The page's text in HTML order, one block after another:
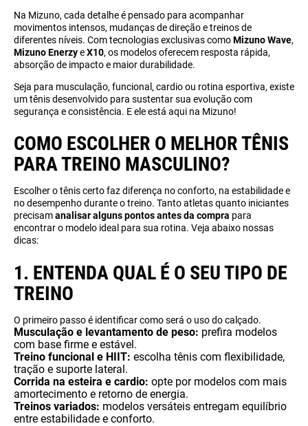
Na Mizuno, cada detalhe é pensado para acompanhar
movimentos intensos, mudanças de direção e treinos de
diferentes níveis. Com tecnologias exclusivas comoMizuno Wave,
Mizuno EnerzyeX10, os modelos oferecem resposta rápida,
absorção de impacto e maior durabilidade.
Seja para musculação, funcional, cardio ou rotina esportiva, existe
um tênis desenvolvido para sustentar sua evolução com
segurança e consistência. E ele está aqui na Mizuno!
COMO ESCOLHER O MELHOR TÊNIS
PARA TREINO MASCULINO?
Escolher o tênis certo faz diferença no conforto, na estabilidade e
no desempenho durante o treino. Tanto atletas quanto iniciantes
precisamanalisar alguns pontos antes da compra para
encontrar o modelo ideal para sua rotina. Veja abaixo nossas
dicas:
1. ENTENDA QUAL É O SEU TIPO DE
TREINO
O primeiro passo é identificar como será o uso do calçado.
Musculação e levantamento de peso: prefira modelos
com base firme e estável.
Treino funcional e HIIT: escolha tênis com flexibilidade,
tração e suporte lateral.
Corrida na esteira e cardio: opte por modelos com mais
amortecimento e retorno de energia.
Treinos variados: modelos versáteis entregam equilíbrio
entre estabilidade e conforto.